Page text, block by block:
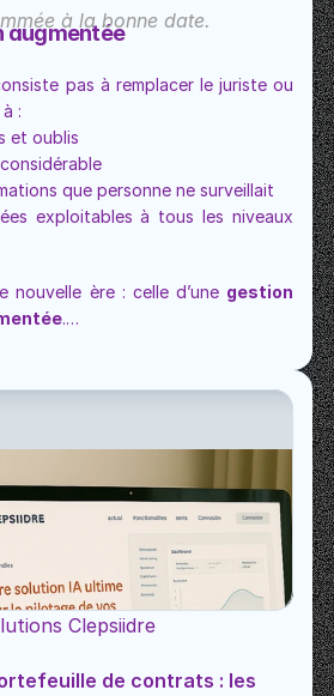
à la bonne date.
augmentée
pas à remplacer le juriste ou
:
et oublis
que personne ne surveillait
exploitables à tous les niveaux
nouvelle ère : celle d’une gestion
.
Clepsiidre
de contrats : les